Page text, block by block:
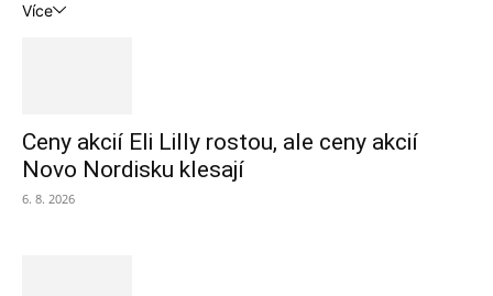
Více
Ceny akcií Eli Lilly rostou, ale ceny akcií
Novo Nordisku klesají
6. 8. 2026